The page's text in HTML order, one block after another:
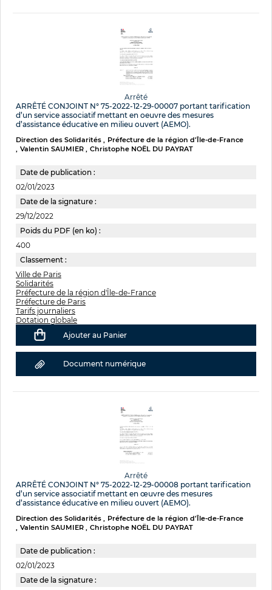
Arrêté
ARRÊTÉ CONJOINT N° 75-2022-12-29-00007 portant tarification
d’un service associatif mettant en oeuvre des mesures
d’assistance éducative en milieu ouvert (AEMO).
Direction des Solidarités
Préfecture de la région d’Île-de-France
Valentin SAUMIER
Christophe NOËL DU PAYRAT
Date de publication :
02/01/2023
Date de la signature :
29/12/2022
Poids du PDF (en ko) :
400
Classement :
Ville de Paris
Solidarités
Préfecture de la région d'Île-de-France
Préfecture de Paris
Tarifs journaliers
Dotation globale
Ajouter au Panier
Document numérique
Arrêté
ARRÊTÉ CONJOINT N° 75-2022-12-29-00008 portant tarification
d’un service associatif mettant en œuvre des mesures
d’assistance éducative en milieu ouvert (AEMO).
Direction des Solidarités
Préfecture de la région d’Île-de-France
Valentin SAUMIER
Christophe NOËL DU PAYRAT
Date de publication :
02/01/2023
Date de la signature :